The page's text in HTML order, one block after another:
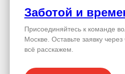
Заботой и
Присоединяйтесь к команде
Москве. Оставьте заявку
всё расскажем.